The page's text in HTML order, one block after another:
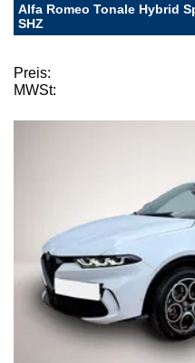
Alfa Romeo Tonale Hybrid
SHZ
Preis:
MWSt: